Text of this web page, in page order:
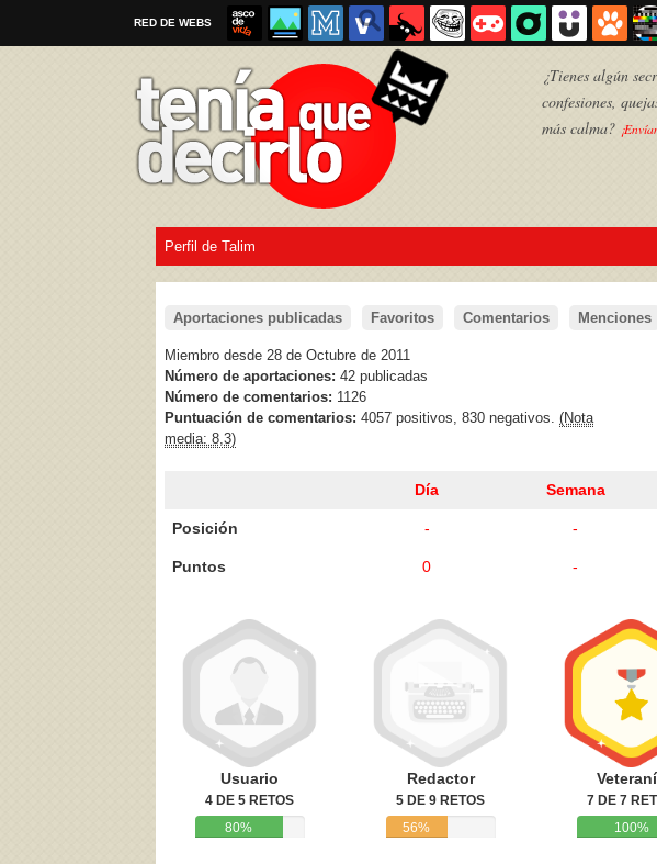
RED DE WEBS
¿Tienes algún
confesiones,
más calma?
Acepto losTérminos de uso Política de privacidad Política de
Perfil de Talim
Aportaciones publicadas Favoritos Comentarios Menciones
Miembro desde 28 de Octubre de 2011
Número de aportaciones: 42 publicadas
Número de comentarios: 1126
Puntuación de comentarios: 4057 positivos, 830 negativos. (Nota
media: 8,3)
Día Semana
Posición - -
Puntos 0 -
Usuario
4 DE 5 RETOS
80%
Redactor
5 DE 9 RETOS
56%
7 DE 7
100%